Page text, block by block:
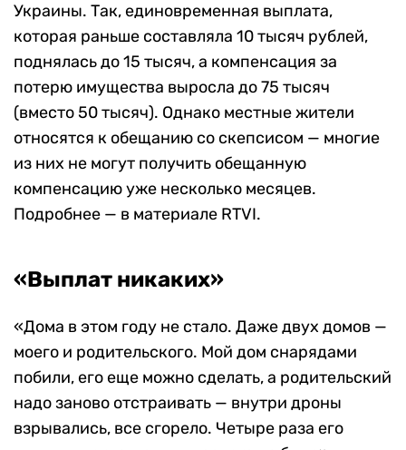
Украины. Так, единовременная выплата,
которая раньше составляла 10 тысяч рублей,
поднялась до 15 тысяч, а компенсация за
потерю имущества выросла до 75 тысяч
(вместо 50 тысяч). Однако местные жители
относятся к обещанию со скепсисом — многие
из них не могут получить обещанную
компенсацию уже несколько месяцев.
Подробнее — в материале RTVI.
«Выплат никаких»
«Дома в этом году не стало. Даже двух домов —
моего и родительского. Мой дом снарядами
побили, его еще можно сделать, а родительский
надо заново отстраивать — внутри дроны
взрывались, все сгорело. Четыре раза его